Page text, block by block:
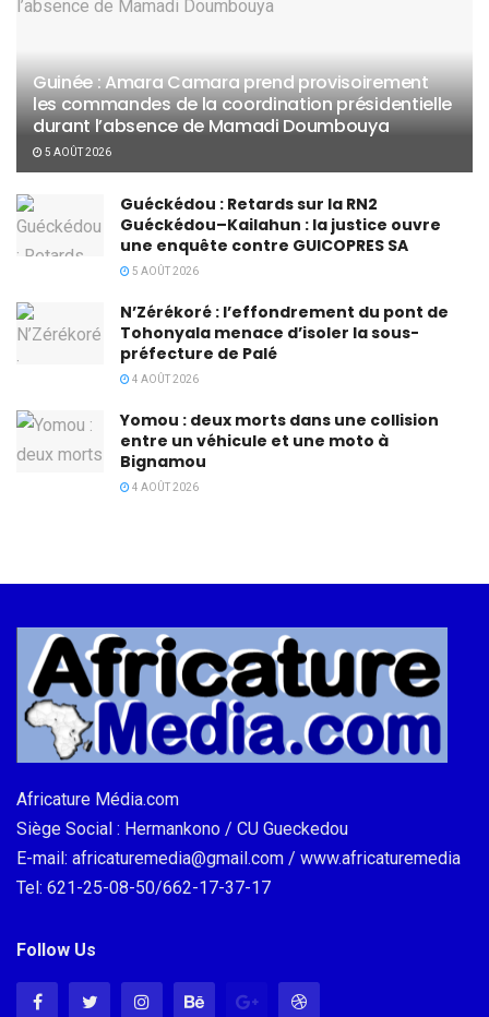
Guinée : Amara Camara prend provisoirement
les commandes de la coordination présidentielle
durant l’absence de Mamadi Doumbouya
5 AOÛT 2026
Guéckédou : Retards sur la RN2
Guéckédou–Kailahun : la justice ouvre
une enquête contre GUICOPRES SA
5 AOÛT 2026
N’Zérékoré : l’effondrement du pont de
Tohonyala menace d’isoler la sous-
préfecture de Palé
4 AOÛT 2026
Yomou : deux morts dans une collision
entre un véhicule et une moto à
Bignamou
4 AOÛT 2026
Africature Média.com
Siège Social : Hermankono / CU Gueckedou
E-mail: africaturemedia@gmail.com / www.africaturemedia
Tel: 621-25-08-50/662-17-37-17
Follow Us